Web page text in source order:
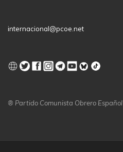
internacional@pcoe.net
® Partido Comunista Obrero Español